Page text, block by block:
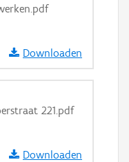
Downloaden
221.pdf
Downloaden